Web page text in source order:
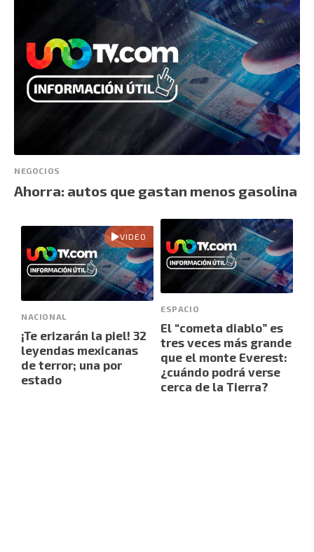
NEGOCIOS
Ahorra: autos que gastan menos gasolina
VIDEO
NACIONAL
¡Te erizarán la piel! 32
leyendas mexicanas
de terror; una por
estado
ESPACIO
El “cometa diablo” es
tres veces más grande
que el monte Everest:
¿cuándo podrá verse
cerca de la Tierra?